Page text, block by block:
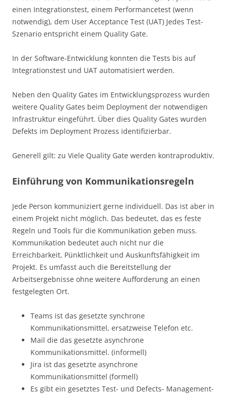
einen Integrationstest, einem Performancetest (wenn
notwendig), dem User Acceptance Test (UAT) Jedes Test-
Szenario entspricht einem Quality Gate.
In der Software-Entwicklung konnten die Tests bis auf
Integrationstest und UAT automatisiert werden.
Neben den Quality Gates im Entwicklungsprozess wurden
weitere Quality Gates beim Deployment der notwendigen
Infrastruktur eingeführt. Über dies Quality Gates wurden
Defekts im Deployment Prozess identifizierbar.
Generell gilt: zu Viele Quality Gate werden kontraproduktiv.
Einführung von Kommunikationsregeln
Jede Person kommuniziert gerne individuell. Das ist aber in
einem Projekt nicht möglich. Das bedeutet, das es feste
Regeln und Tools für die Kommunikation geben muss.
Kommunikation bedeutet auch nicht nur die
Erreichbarkeit, Pünktlichkeit und Auskunftsfähigkeit im
Projekt. Es umfasst auch die Bereitstellung der
Arbeitsergebnisse ohne weitere Aufforderung an einen
festgelegten Ort.
Teams ist das gesetzte synchrone
Kommunikationsmittel, ersatzweise Telefon etc.
Mail die das gesetzte asynchrone
Kommunikationsmittel. (informell)
Jira ist das gesetzte asynchrone
Kommunikationsmittel (formell)
Es gibt ein gesetztes Test- und Defects- Management-